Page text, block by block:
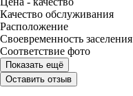
Качество обслуживания
Расположение
Своевременность заселения
Соответствие фото
Показать ещё
Оставить отзыв